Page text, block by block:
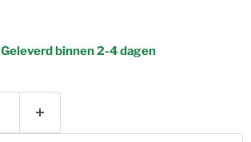
Geleverd binnen 2-4 dagen